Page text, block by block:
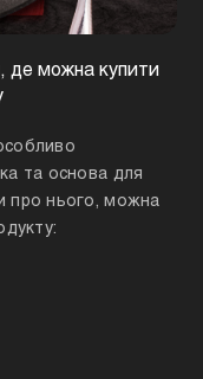
де можна купити
та основа для
про нього, можна